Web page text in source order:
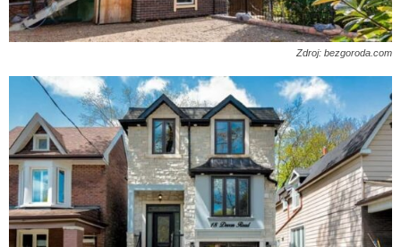
Zdroj: bezgoroda.com